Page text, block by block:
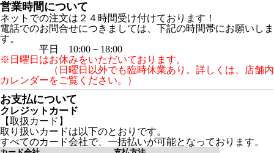
営業時間について
ネットでの注文は２４時間受け付けております！
電話でのお問合せにつきましては、下記の時間帯にお願いしま
す。
平日 10:00－18:00
※日曜日はお休みをいただいております。
（日曜日以外でも臨時休業あり。詳しくは、店舗内
カレンダーをご覧ください。）
お支払について
クレジットカード
【取扱カード】
取り扱いカードは以下のとおりです。
すべてのカード会社で、一括払いが可能となっております。